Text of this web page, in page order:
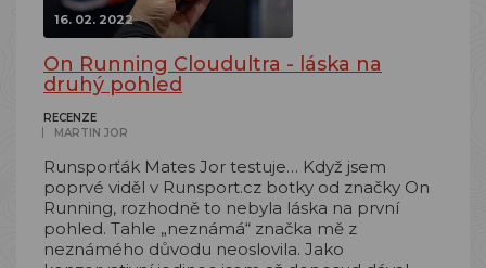
16. 02. 2022
On Running Cloudultra - láska na
druhý pohled
RECENZE
MARTIN JOR
Runsporťák Mates Jor testuje… Když jsem
poprvé viděl v Runsport.cz botky od značky On
Running, rozhodně to nebyla láska na první
pohled. Tahle „neznámá“ značka mě z
neznámého důvodu neoslovila. Jako